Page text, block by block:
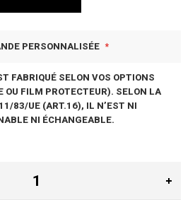
PERSONNALISÉE
FABRIQUÉ SELON VOS OPTIONS
OU FILM PROTECTEUR). SELON LA
83/UE (ART.16), IL N’EST NI
NI ÉCHANGEABLE.